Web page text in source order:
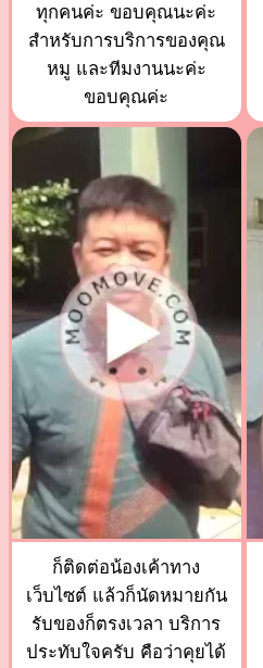
ทุกคนค่ะ ขอบคุณนะค่ะ
สำหรับการบริการของคุณ
หมู และทีมงานนะค่ะ
ขอบคุณค่ะ
ก็ติดต่อน้องเค้าทาง
เว็บไซต์ แล้วก็นัดหมายกัน
รับของก็ตรงเวลา บริการ
ประทับใจครับ คือว่าคุยได้